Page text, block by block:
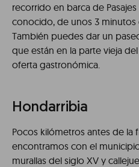
recorrido en barca de
conocido, de unos 3 minutos
También puedes dar un
que están en la parte vieja
oferta gastronómica.
Hondarribia
Pocos kilómetros antes de la
encontramos con el
murallas del siglo XV y